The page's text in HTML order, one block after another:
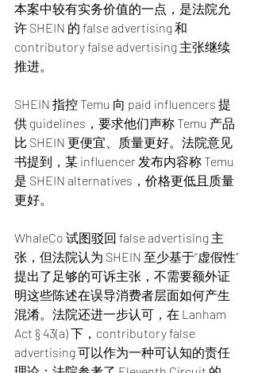
本案中较有实务价值的一点，是法院允
许 SHEIN 的 false advertising 和
contributory false advertising 主张继续
推进。
SHEIN 指控 Temu 向 paid influencers 提
供 guidelines，要求他们声称 Temu 产品
比 SHEIN 更便宜、质量更好。法院意见
书提到，某 influencer 发布内容称 Temu
是 SHEIN alternatives，价格更低且质量
更好。
WhaleCo 试图驳回 false advertising 主
张，但法院认为 SHEIN 至少基于“虚假性”
提出了足够的可诉主张，不需要额外证
明这些陈述在误导消费者层面如何产生
混淆。法院还进一步认可，在 Lanham
Act § 43(a) 下，contributory false
advertising 可以作为一种可认知的责任